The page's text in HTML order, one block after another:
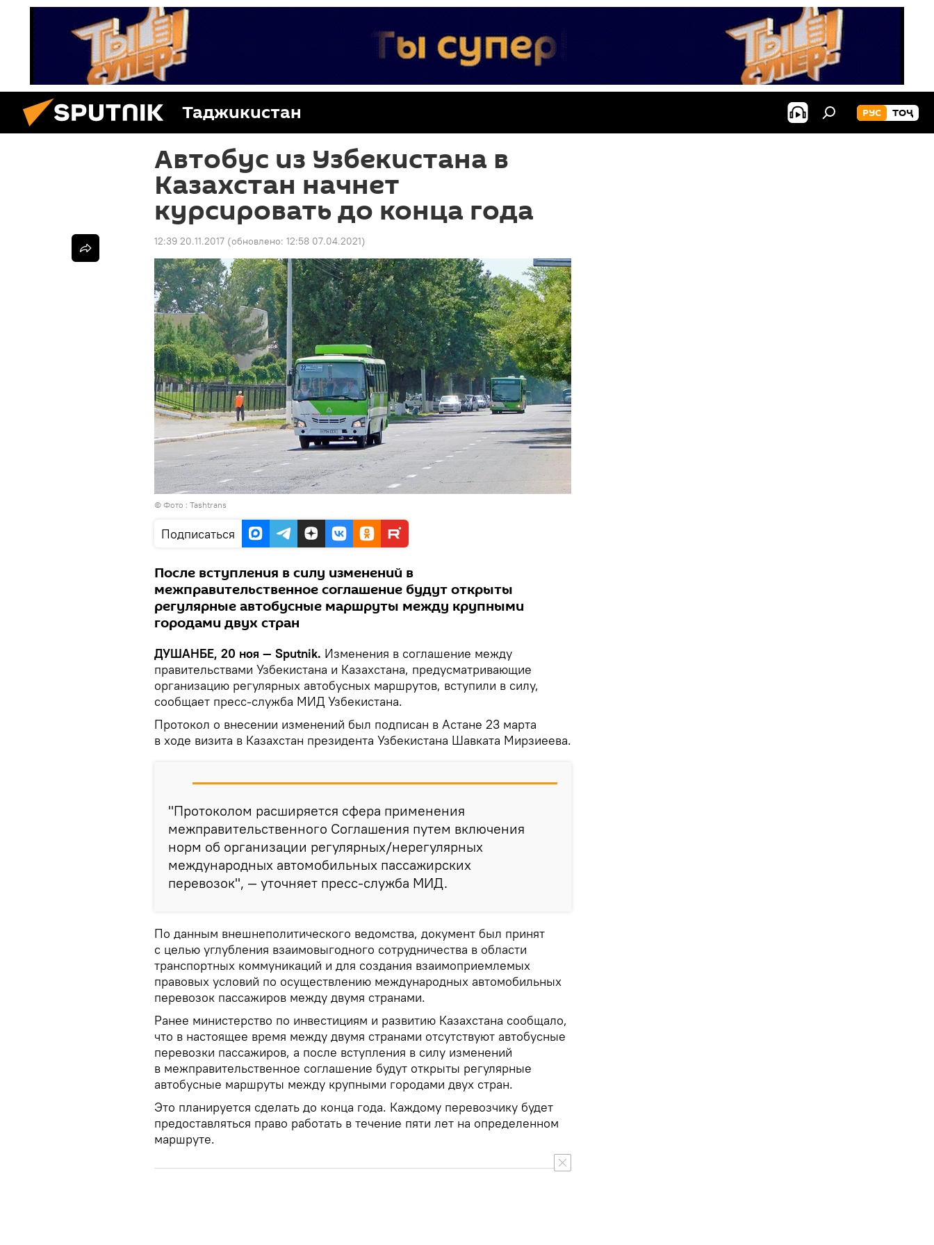
Таджикистан РУС ТОҶ
Автобус из Узбекистана в
Казахстан начнет
курсировать до конца года
12:39 20.11.2017 (обновлено: 12:58 07.04.2021)
© Фото : Tashtrans
Подписаться
После вступления в силу изменений в
межправительственное соглашение будут открыты
регулярные автобусные маршруты между крупными
городами двух стран
ДУШАНБЕ, 20 ноя — Sputnik. Изменения в соглашение между
правительствами Узбекистана и Казахстана, предусматривающие
организацию регулярных автобусных маршрутов, вступили в силу,
сообщает пресс-служба МИД Узбекистана.
Протокол о внесении изменений был подписан в Астане 23 марта
в ходе визита в Казахстан президента Узбекистана Шавката Мирзиеева.
"Протоколом расширяется сфера применения
межправительственного Соглашения путем включения
норм об организации регулярных/нерегулярных
международных автомобильных пассажирских
перевозок", — уточняет пресс-служба МИД.
По данным внешнеполитического ведомства, документ был принят
с целью углубления взаимовыгодного сотрудничества в области
транспортных коммуникаций и для создания взаимоприемлемых
правовых условий по осуществлению международных автомобильных
перевозок пассажиров между двумя странами.
Ранее министерство по инвестициям и развитию Казахстана сообщало,
что в настоящее время между двумя странами отсутствуют автобусные
перевозки пассажиров, а после вступления в силу изменений
в межправительственное соглашение будут открыты регулярные
автобусные маршруты между крупными городами двух стран.
Это планируется сделать до конца года. Каждому перевозчику будет
предоставляться право работать в течение пяти лет на определенном
маршруте.